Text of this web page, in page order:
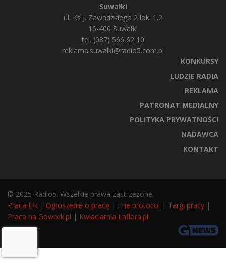
Suwałki
ul. Ks J. Zawadzkiego 2 lok. 1.2
16-400 Suwałki
tel. (087) 566 62 10
reklama.suwalki@radio5.com.pl
KONKURSY
LUDZIE RADIA
REKLAMA
PATRONAT MEDIALNY
POLITYKA PRYWATNOŚCI
NADAWCA
KONTAKT
© 2025 Radio5. Wszelkie prawa zastrzeżone.
Praca Ełk | Ogłoszenie o pracę | The protocol | Targi pracy |
Praca na Gowork.pl | Kwiaciarnia Laflora.pl